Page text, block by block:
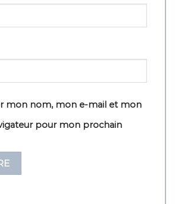
mon nom, mon e-mail et mon
pour mon prochain